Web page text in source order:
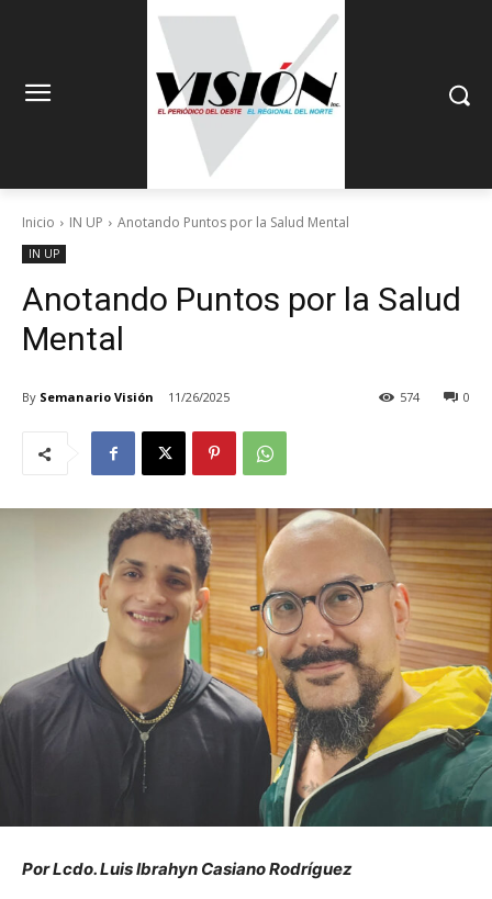
Inicio IN UP Anotando Puntos por la Salud Mental
IN UP
Anotando Puntos por la Salud
Mental
By Semanario Visión 11/26/2025 0
574
Por Lcdo. Luis Ibrahyn Casiano Rodríguez